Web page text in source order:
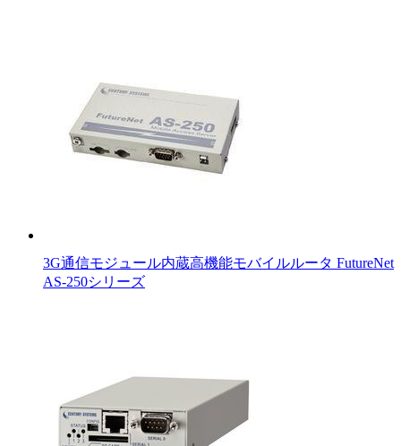
3G通信モジュール内蔵高機能モバイルルータ FutureNet
AS-250シリーズ